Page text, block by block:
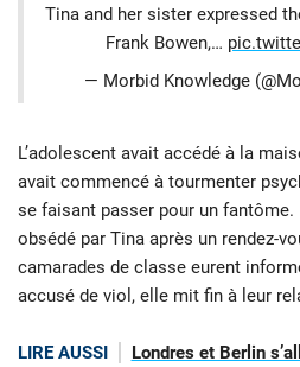
Tina and her sister expressed
Frank Bowen,…
— Morbid Knowledge
L’adolescent avait accédé à la
avait commencé à tourmenter
se faisant passer pour un fantôme.
obsédé par Tina après un rendez-
camarades de classe eurent
accusé de viol, elle mit fin à leur
LIRE AUSSI
Londres et Berlin